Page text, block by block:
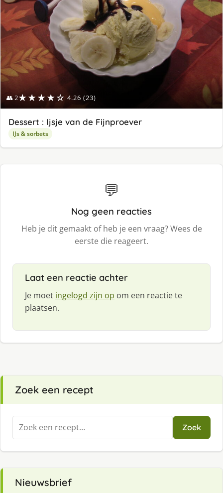
👥 2★★★★☆ 4.26 (23)
Dessert : Ijsje van de Fijnproever
IJs & sorbets
💬
Nog geen reacties
Heb je dit gemaakt of heb je een vraag? Wees de
eerste die reageert.
Laat een reactie achter
Je moet ingelogd zijn op om een reactie te
plaatsen.
Zoek een recept
Zoeken
naar:
Zoek
Nieuwsbrief